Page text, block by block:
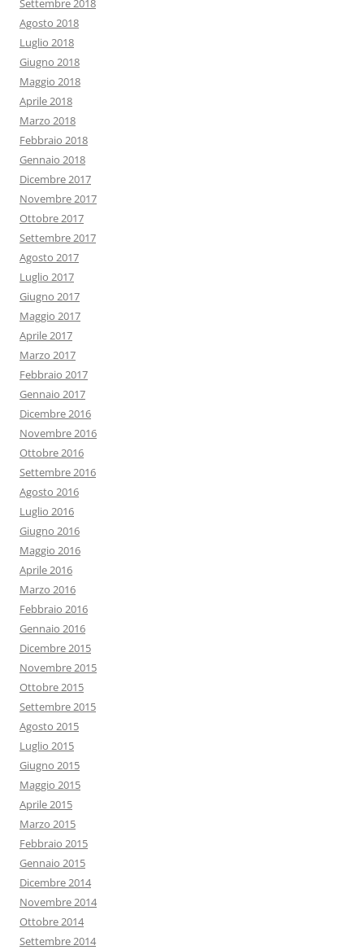
Settembre 2018
Agosto 2018
Luglio 2018
Giugno 2018
Maggio 2018
Aprile 2018
Marzo 2018
Febbraio 2018
Gennaio 2018
Dicembre 2017
Novembre 2017
Ottobre 2017
Settembre 2017
Agosto 2017
Luglio 2017
Giugno 2017
Maggio 2017
Aprile 2017
Marzo 2017
Febbraio 2017
Gennaio 2017
Dicembre 2016
Novembre 2016
Ottobre 2016
Settembre 2016
Agosto 2016
Luglio 2016
Giugno 2016
Maggio 2016
Aprile 2016
Marzo 2016
Febbraio 2016
Gennaio 2016
Dicembre 2015
Novembre 2015
Ottobre 2015
Settembre 2015
Agosto 2015
Luglio 2015
Giugno 2015
Maggio 2015
Aprile 2015
Marzo 2015
Febbraio 2015
Gennaio 2015
Dicembre 2014
Novembre 2014
Ottobre 2014
Settembre 2014